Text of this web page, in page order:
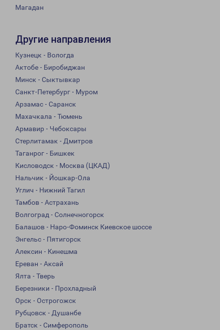
Магадан
Другие направления
Кузнецк - Вологда
Актобе - Биробиджан
Минск - Сыктывкар
Санкт-Петербург - Муром
Арзамас - Саранск
Махачкала - Тюмень
Армавир - Чебоксары
Стерлитамак - Дмитров
Таганрог - Бишкек
Кисловодск - Москва (ЦКАД)
Нальчик - Йошкар-Ола
Углич - Нижний Тагил
Тамбов - Астрахань
Волгоград - Солнечногорск
Балашов - Наро-Фоминск Киевское шоссе
Энгельс - Пятигорск
Алексин - Кинешма
Ереван - Аксай
Ялта - Тверь
Березники - Прохладный
Орск - Острогожск
Рубцовск - Душанбе
Братск - Симферополь